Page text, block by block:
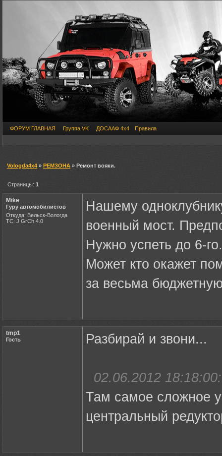
ФОРУМ ГЛАВНАЯ Группа VK ДОСААФ 4х4 Правила
Vologda4x4 » РЕМЗОНА » Ремонт вояки.
Страницы:1
Mike
Гуру автомобилистов
Откуда: Вельск-Вологда
ТС: J GrCh 4.0
Нашему
военный мост.
Нужно успеть до 6-го.
Может кто окажет
за весьма
tmp1
Гость Разбирай и звони...
02.06.2012 18:18:00:
Там самое сложное
центральный